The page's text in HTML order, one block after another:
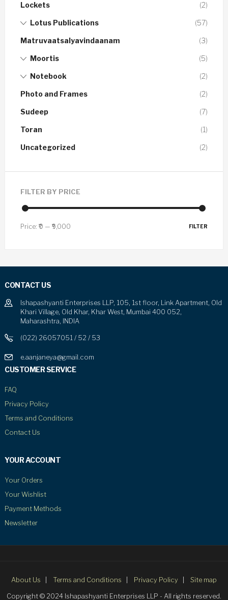
Lockets (2)
Lotus Publications (57)
Matruvaatsalyavindaanam (3)
Moortis (5)
Notebook (2)
Photo and Frames (2)
Sudeep (7)
Toran (1)
Uncategorized (2)
FILTER BY PRICE
FILTER
Price: ₹0 — ₹9,000
CONTACT US
Ishapashyanti Enterprises LLP, 105, 1st floor, Link Apartment, Old
Khari Village, Old Khar, Khar West, Mumbai 400 052,
Maharashtra, INDIA
(022) 26057051 / 52 / 53
e.aanjaneya@gmail.com
CUSTOMER SERVICE
FAQ
Privacy Policy
Terms and Conditions
Contact Us
YOUR ACCOUNT
Your Orders
Your Wishlist
Payment Methods
Newsletter
About Us Terms and Conditions Privacy Policy
Site map
Copyright © 2024 Ishapashyanti Enterprises LLP - All rights reserved.